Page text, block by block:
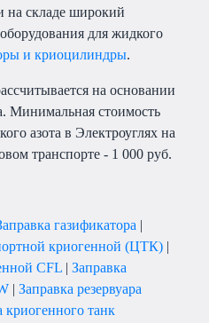
складе широкий
для жидкого
и криоцилиндры.
на основании
Минимальная стоимость
азота в Электроуглях на
транспорте - 1 000 руб.
газификатора |
криогенной (ЦТК) |
CFL | Заправка
| Заправка резервуара
криогенного танк